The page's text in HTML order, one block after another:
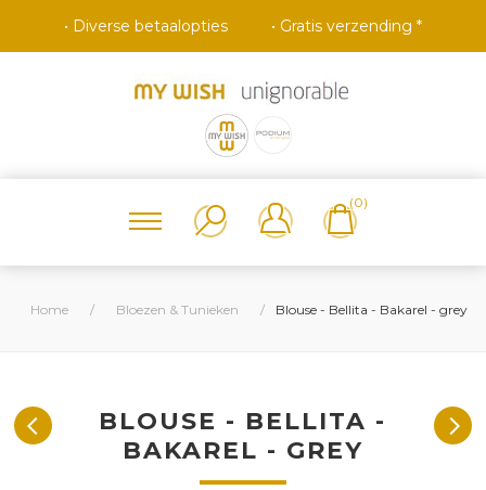
• Diverse betaalopties • Gratis verzending *
(0)
Home / Bloezen & Tunieken / Blouse - Bellita - Bakarel - grey
BLOUSE - BELLITA -
BAKAREL - GREY